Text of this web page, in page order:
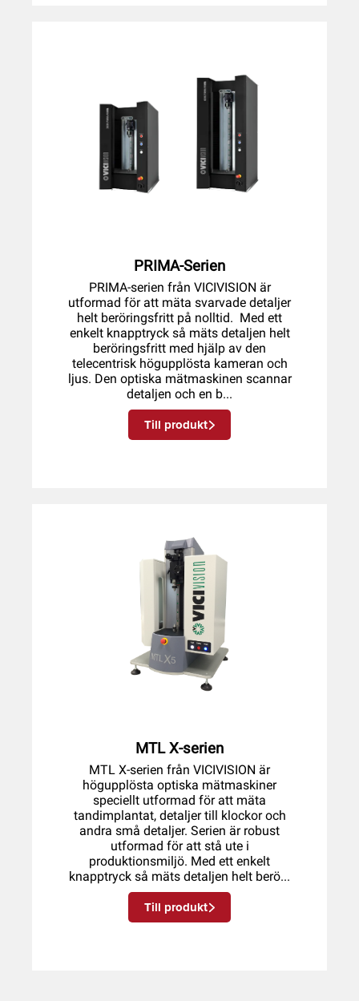
PRIMA-Serien
PRIMA-serien från VICIVISION är
utformad för att mäta svarvade detaljer
helt beröringsfritt på nolltid. Med ett
enkelt knapptryck så mäts detaljen helt
beröringsfritt med hjälp av den
telecentrisk högupplösta kameran och
ljus. Den optiska mätmaskinen scannar
detaljen och en b...
Till produkt
MTL X-serien
MTL X-serien från VICIVISION är
högupplösta optiska mätmaskiner
speciellt utformad för att mäta
tandimplantat, detaljer till klockor och
andra små detaljer. Serien är robust
utformad för att stå ute i
produktionsmiljö. Med ett enkelt
knapptryck så mäts detaljen helt berö...
Till produkt